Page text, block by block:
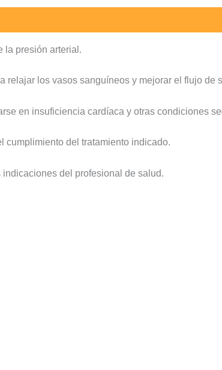
la presión arterial.
los vasos sanguíneos y mejorar el flujo de
en insuficiencia cardíaca y otras condiciones
cumplimiento del tratamiento indicado.
del profesional de salud.